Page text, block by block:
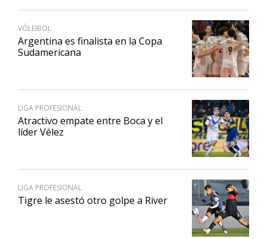
VÓLEIBOL
Argentina es finalista en la Copa
Sudamericana
LIGA PROFESIONAL
Atractivo empate entre Boca y el
líder Vélez
LIGA PROFESIONAL
Tigre le asestó otro golpe a River